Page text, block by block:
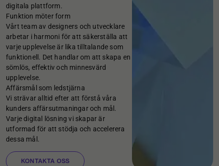
digitala plattform.
Funktion möter form
Vårt team av designers och utvecklare
arbetar i harmoni för att säkerställa att
varje upplevelse är lika tilltalande som
funktionell. Det handlar om att skapa en
sömlös, effektiv och minnesvärd
upplevelse.
Affärsmål som ledstjärna
Vi strävar alltid efter att förstå våra
kunders affärsutmaningar och mål.
Varje digital lösning vi skapar är
utformad för att stödja och accelerera
dessa mål.
KONTAKTA OSS